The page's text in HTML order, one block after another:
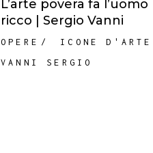
L’arte povera fa l’uomo
ricco | Sergio Vanni
OPERE
ICONE D'ARTE
VANNI SERGIO